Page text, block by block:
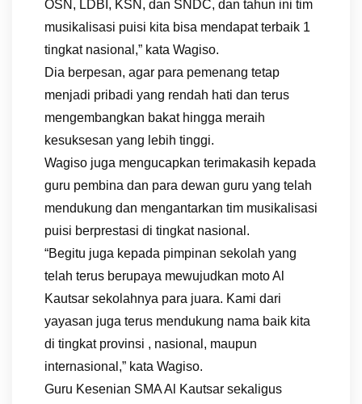
OSN, LDBI, KSN, dan SNDC, dan tahun ini tim
musikalisasi puisi kita bisa mendapat terbaik 1
tingkat nasional,” kata Wagiso.
Dia berpesan, agar para pemenang tetap
menjadi pribadi yang rendah hati dan terus
mengembangkan bakat hingga meraih
kesuksesan yang lebih tinggi.
Wagiso juga mengucapkan terimakasih kepada
guru pembina dan para dewan guru yang telah
mendukung dan mengantarkan tim musikalisasi
puisi berprestasi di tingkat nasional.
“Begitu juga kepada pimpinan sekolah yang
telah terus berupaya mewujudkan moto Al
Kautsar sekolahnya para juara. Kami dari
yayasan juga terus mendukung nama baik kita
di tingkat provinsi , nasional, maupun
internasional,” kata Wagiso.
Guru Kesenian SMA Al Kautsar sekaligus